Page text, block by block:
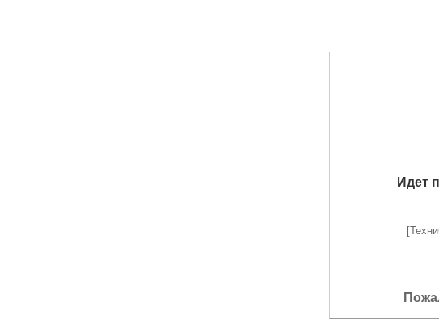
Идет